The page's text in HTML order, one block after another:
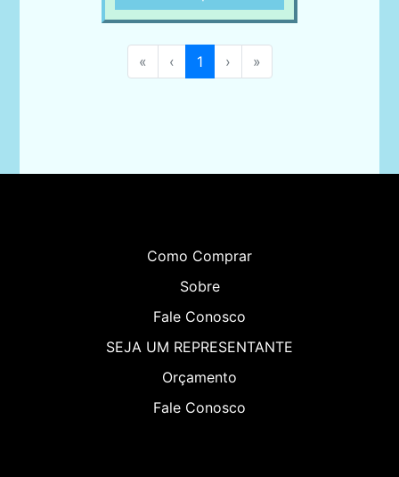
« ‹ 1 › »
Como Comprar
Sobre
Fale Conosco
SEJA UM REPRESENTANTE
Orçamento
Fale Conosco